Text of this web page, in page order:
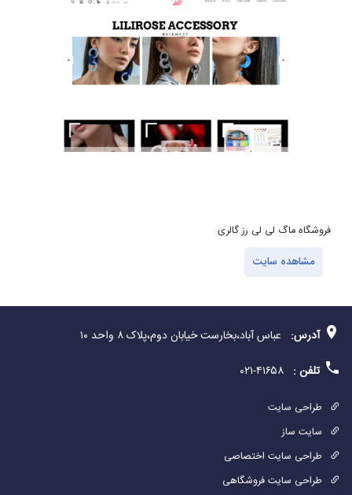
فروشگاه ماگ لی لی رز گالری
مشاهده سایت
آدرس: عباس آباد،بخارست خیابان دوم،پلاک ۸ واحد ۱۰
تلفن : ۴۱۶۵۸-۰۲۱
طراحی سایت
سایت ساز
طراحی سایت اختصاصی
طراحی سایت فروشگاهی